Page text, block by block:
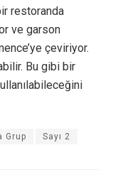
restoranda
ve garson
çeviriyor.
Bu gibi bir
Grup Sayı 2